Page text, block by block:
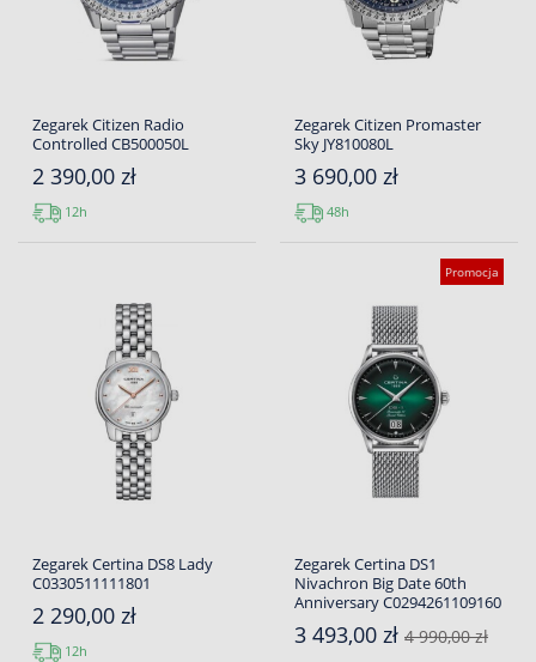
Zegarek Citizen Radio
Controlled CB500050L
2 390,00 zł
12h
Zegarek Citizen Promaster
Sky JY810080L
3 690,00 zł
48h
Zegarek Certina DS8 Lady
C0330511111801
2 290,00 zł
12h
Promocja
Zegarek Certina DS1
Nivachron Big Date 60th
Anniversary C0294261109160
3 493,00 zł 4 990,00 zł